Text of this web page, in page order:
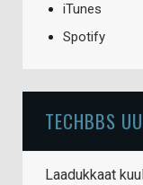
iTunes
Spotify
TECHBBS
Laadukkaat